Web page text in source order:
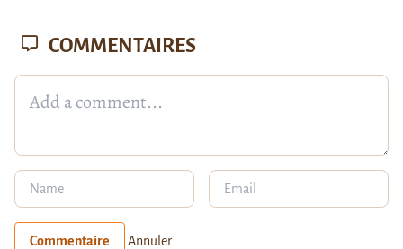
COMMENTAIRES
Commentaire Annuler